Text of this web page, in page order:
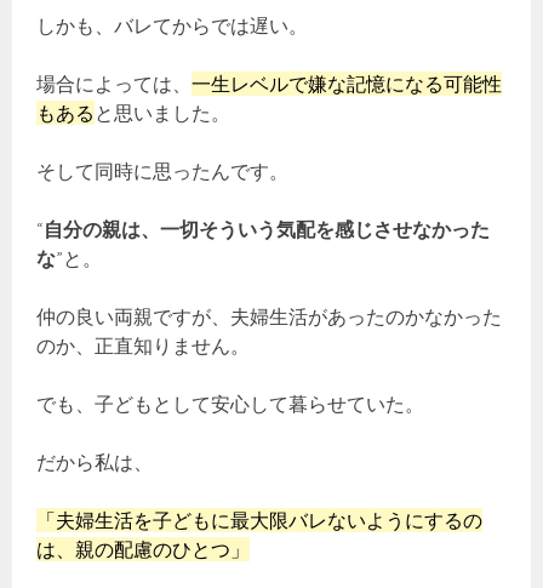
しかも、バレてからでは遅い。
場合によっては、一生レベルで嫌な記憶になる可能性
もある と思いました。
そして同時に思ったんです。
“自分の親は、一切そういう気配を感じさせなかった
な”と。
仲の良い両親ですが、夫婦生活があったのかなかった
のか、正直知りません。
でも、子どもとして安心して暮らせていた。
だから私は、
「夫婦生活を子どもに最大限バレないようにするの
は、親の配慮のひとつ」